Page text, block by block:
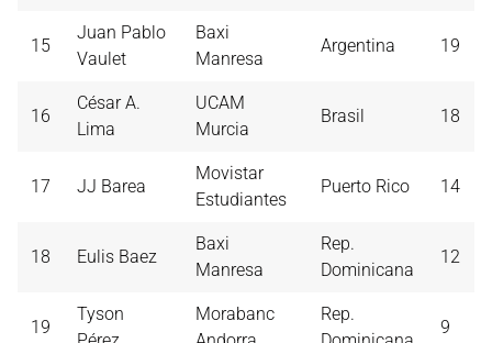
15
Juan Pablo
Vaulet
Baxi
Manresa
Argentina 19
16
César A.
Lima
UCAM
Murcia
Brasil 18
17 JJ Barea
Movistar
Estudiantes
Puerto Rico 14
18 Eulis Baez
Baxi
Manresa
Rep.
Dominicana
12
19
Tyson
Morabanc
Rep.
9